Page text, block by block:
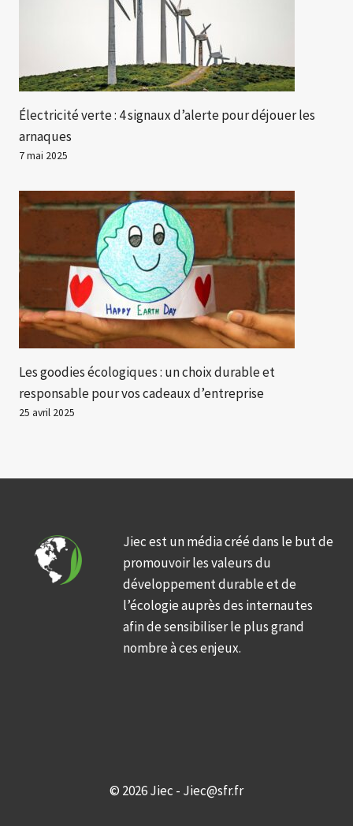
Électricité verte : 4 signaux d’alerte pour déjouer les
arnaques
7 mai 2025
Les goodies écologiques : un choix durable et
responsable pour vos cadeaux d’entreprise
25 avril 2025
Jiec est un média créé dans le but de
promouvoir les valeurs du
développement durable et de
l’écologie auprès des internautes
afin de sensibiliser le plus grand
nombre à ces enjeux.
© 2026 Jiec - Jiec@sfr.fr